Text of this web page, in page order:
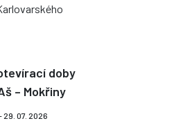
doby
– Mokřiny
29. 07. 2026